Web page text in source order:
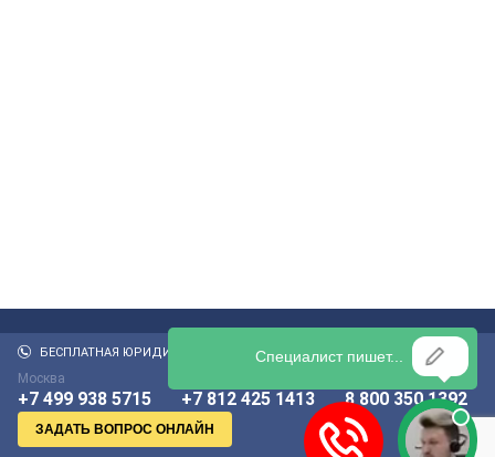
БЕСПЛАТНАЯ ЮРИДИЧЕСКАЯ КОНСУЛЬТАЦИЯ:
Москва
+7 499 938 5715 +7 812 425 1413
По России бесплатно
8 800 350 1392